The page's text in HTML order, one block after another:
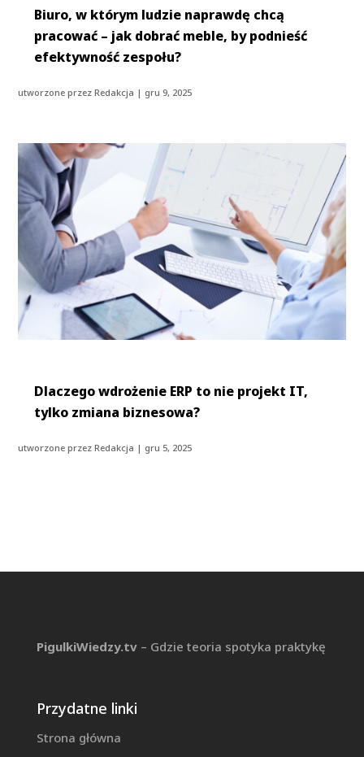
Biuro, w którym ludzie naprawdę chcą
pracować – jak dobrać meble, by podnieść
efektywność zespołu?
utworzone przezRedakcja | gru 9, 2025
Dlaczego wdrożenie ERP to nie projekt IT,
tylko zmiana biznesowa?
utworzone przezRedakcja | gru 5, 2025
PigulkiWiedzy.tv– Gdzie teoria spotyka praktykę
Przydatne linki
Strona główna